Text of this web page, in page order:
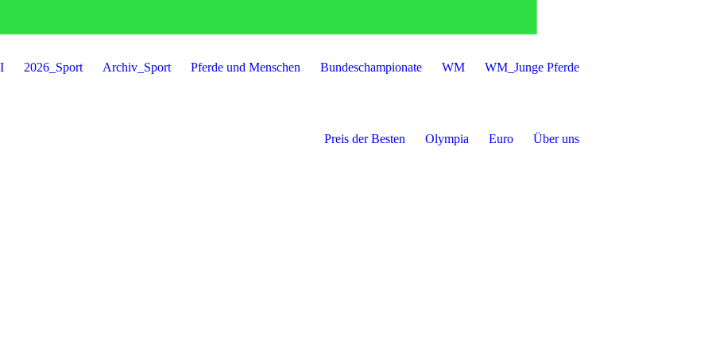
2026_Sport Archiv_Sport Pferde und Menschen Bundeschampionate WM WM_Junge Pferde
Preis der Besten Olympia Euro Über uns